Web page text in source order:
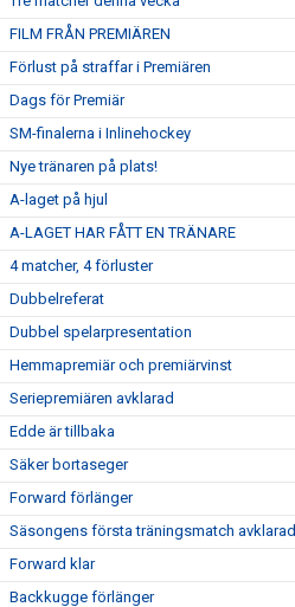
FILM FRÅN PREMIÄREN
Förlust på straffar i Premiären
Dags för Premiär
SM-finalerna i Inlinehockey
Nye tränaren på plats!
A-laget på hjul
A-LAGET HAR FÅTT EN TRÄNARE
4 matcher, 4 förluster
Dubbelreferat
Dubbel spelarpresentation
Hemmapremiär och premiärvinst
Seriepremiären avklarad
Edde är tillbaka
Säker bortaseger
Forward förlänger
Säsongens första träningsmatch avklarad
Forward klar
Backkugge förlänger